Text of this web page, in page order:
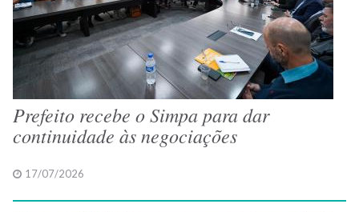
Prefeito recebe o Simpa para dar
continuidade às negociações
17/07/2026